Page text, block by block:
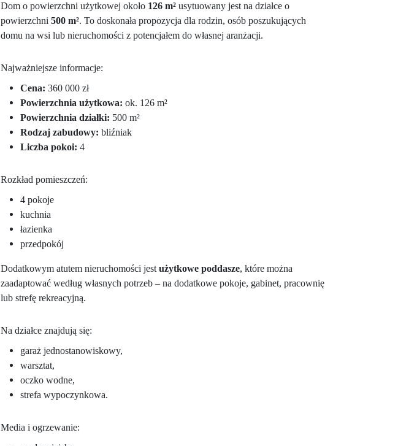
Dom o powierzchni użytkowej około 126 m²usytuowany jest na działce o
powierzchni 500 m². To doskonała propozycja dla rodzin, osób poszukujących
domu na wsi lub nieruchomości z potencjałem do własnej aranżacji.
Najważniejsze informacje:
Cena: 360 000 zł
Powierzchnia użytkowa: ok. 126 m²
Powierzchnia działki: 500 m²
Rodzaj zabudowy: bliźniak
Liczba pokoi: 4
Rozkład pomieszczeń:
4 pokoje
kuchnia
łazienka
przedpokój
Dodatkowym atutem nieruchomości jest użytkowe poddasze, które można
zaadaptować według własnych potrzeb – na dodatkowe pokoje, gabinet, pracownię
lub strefę rekreacyjną.
Na działce znajdują się:
garaż jednostanowiskowy,
warsztat,
oczko wodne,
strefa wypoczynkowa.
Media i ogrzewanie: